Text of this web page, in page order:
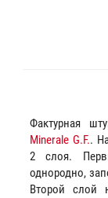
Фактурная
Minerale G.F..
2 слоя.
однородно,
Второй слой